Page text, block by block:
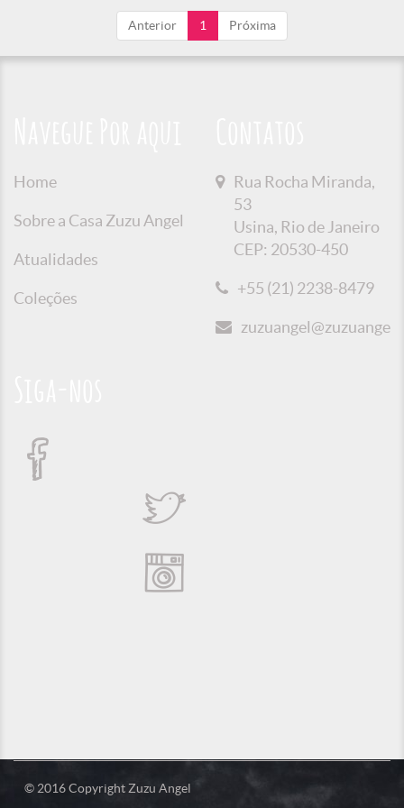
Anterior 1 Próxima
Home
Sobre a Casa Zuzu Angel
Atualidades
Coleções
Rua Rocha Miranda,
53
Usina, Rio de Janeiro
CEP: 20530-450
+55 (21) 2238-8479
© 2016 Copyright Zuzu Angel